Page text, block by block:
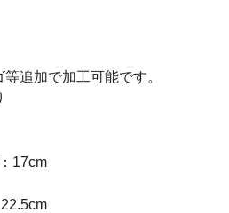
追加で加工可能です。
17cm